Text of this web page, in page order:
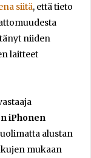
siitä, että tieto
niiden
laitteet
iPhonen
alustan
mukaan